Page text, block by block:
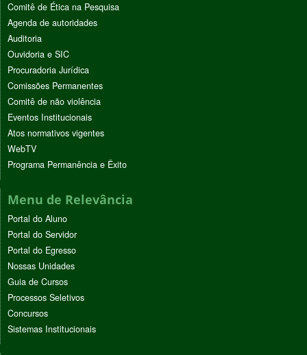
Comitê de Ética na Pesquisa
Agenda de autoridades
Auditoria
Ouvidoria e SIC
Procuradoria Jurídica
Comissões Permanentes
Comitê de não violência
Eventos Institucionais
Atos normativos vigentes
WebTV
Programa Permanência e Êxito
Menu de Relevância
Portal do Aluno
Portal do Servidor
Portal do Egresso
Nossas Unidades
Guia de Cursos
Processos Seletivos
Concursos
Sistemas Institucionais